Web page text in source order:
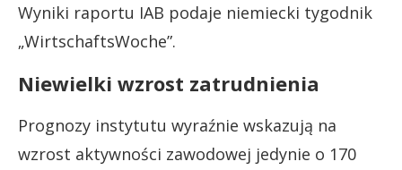
Wyniki raportu IAB podaje niemiecki tygodnik
„WirtschaftsWoche”.
Niewielki wzrost zatrudnienia
Prognozy instytutu wyraźnie wskazują na
wzrost aktywności zawodowej jedynie o 170